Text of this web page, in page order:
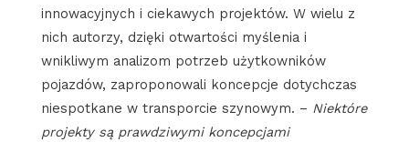
innowacyjnych i ciekawych projektów. W wielu z
nich autorzy, dzięki otwartości myślenia i
wnikliwym analizom potrzeb użytkowników
pojazdów, zaproponowali koncepcje dotychczas
niespotkane w transporcie szynowym. – Niektóre
projekty są prawdziwymi koncepcjami